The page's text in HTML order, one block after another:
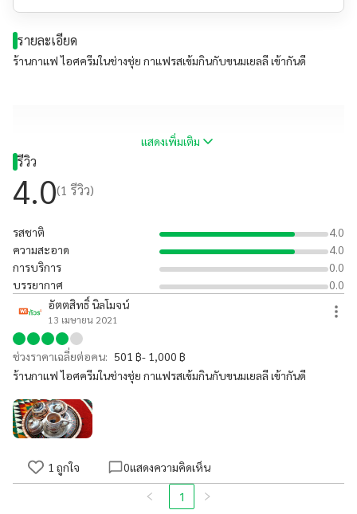
รายละเอียด
ร้านกาแฟ ไอศครีมในช่างชุ่ย กาแฟรสเข้มกินกับขนมเยลลี เข้ากันดี
แสดงเพิ่มเติม
รีวิว
4.0(1 รีวิว)
รสชาติ
4.0
ความสะอาด
4.0
การบริการ
0.0
บรรยากาศ
0.0
อัตตสิทธิ์ นิลโมจน์
13 เมษายน 2021
ช่วงราคาเฉลี่ยต่อคน: 501 ฿- 1,000 ฿
ร้านกาแฟ ไอศครีมในช่างชุ่ย กาแฟรสเข้มกินกับขนมเยลลี เข้ากันดี
1 ถูกใจ 0แสดงความคิดเห็น
1